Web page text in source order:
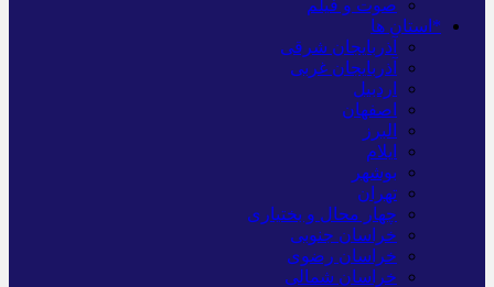
صوت و فیلم
*استان ها
آذربایجان شرقی
آذربایجان غربی
اردبیل
اصفهان
البرز
ایلام
بوشهر
تهران
چهار محال و بختیاری
خراسان جنوبی
خراسان رضوی
خراسان شمالی